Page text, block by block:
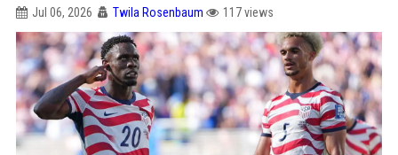
Jul 06, 2026 Twila Rosenbaum 117 views